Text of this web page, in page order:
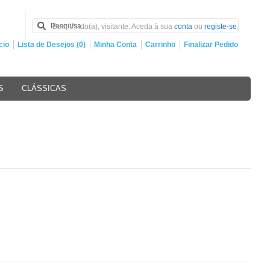
Bem Vindo(a), visitante. Aceda à sua conta ou registe-se.
Lista de Desejos (0) Minha Conta Carrinho Finalizar Pedido
CLÁSSICAS